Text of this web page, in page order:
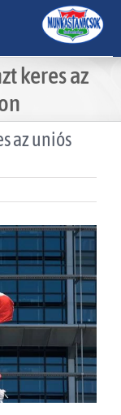
keres az
az uniós